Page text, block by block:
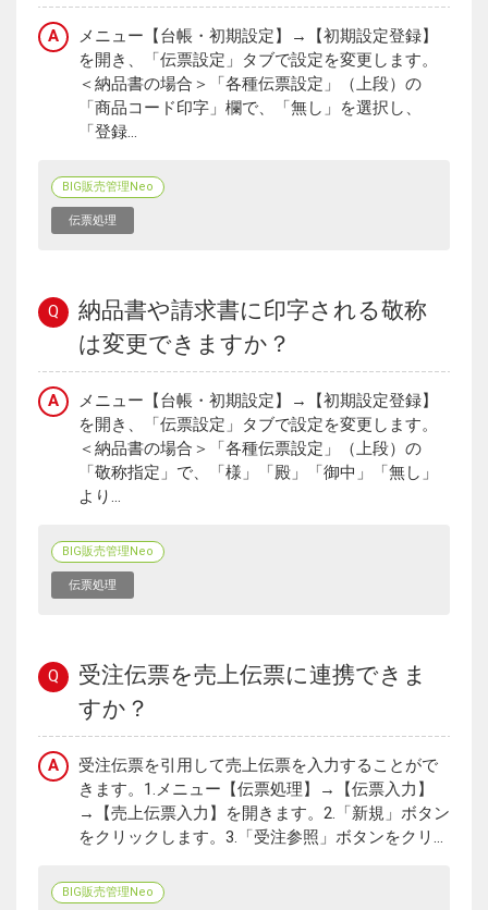
A
メニュー【台帳・初期設定】→【初期設定登録】
を開き、「伝票設定」タブで設定を変更します。
＜納品書の場合＞「各種伝票設定」（上段）の
「商品コード印字」欄で、「無し」を選択し、
「登録...
BIG販売管理Neo
伝票処理
Q
納品書や請求書に印字される敬称
は変更できますか？
A
メニュー【台帳・初期設定】→【初期設定登録】
を開き、「伝票設定」タブで設定を変更します。
＜納品書の場合＞「各種伝票設定」（上段）の
「敬称指定」で、「様」「殿」「御中」「無し」
より...
BIG販売管理Neo
伝票処理
Q
受注伝票を売上伝票に連携できま
すか？
A
受注伝票を引用して売上伝票を入力することがで
きます。1.メニュー【伝票処理】→【伝票入力】
→【売上伝票入力】を開きます。2.「新規」ボタン
をクリックします。3.「受注参照」ボタンをクリ...
BIG販売管理Neo